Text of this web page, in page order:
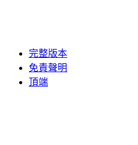
完整版本
免責聲明
頂端